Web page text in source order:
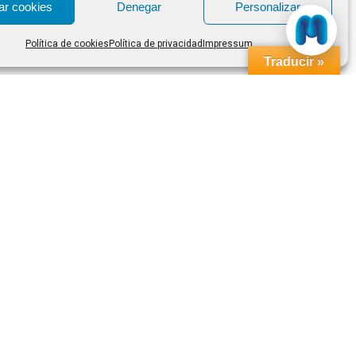
cookies Denegar Personalizar
Política de cookies Política de privacidad Impressum
Traducir »